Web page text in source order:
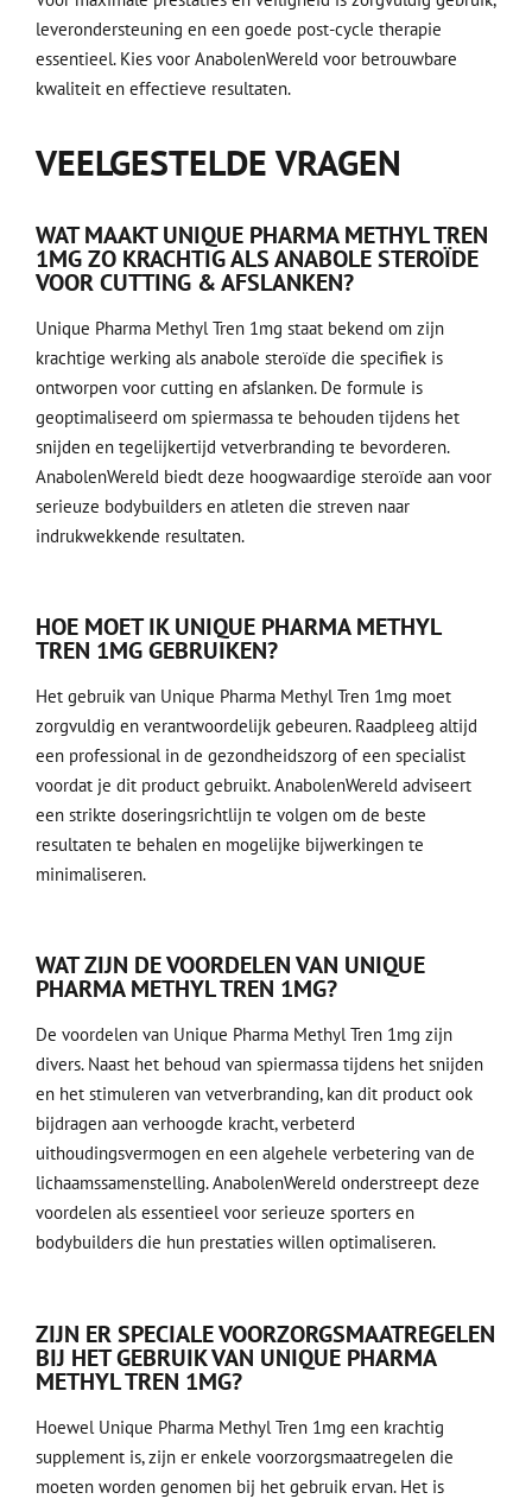
leverondersteuning en een goede post-cycle therapie
essentieel. Kies voor AnabolenWereld voor betrouwbare
kwaliteit en effectieve resultaten.
VEELGESTELDE VRAGEN
WAT MAAKT UNIQUE PHARMA METHYL TREN
1MG ZO KRACHTIG ALS ANABOLE STEROÏDE
VOOR CUTTING & AFSLANKEN?
Unique Pharma Methyl Tren 1mg staat bekend om zijn
krachtige werking als anabole steroïde die specifiek is
ontworpen voor cutting en afslanken. De formule is
geoptimaliseerd om spiermassa te behouden tijdens het
snijden en tegelijkertijd vetverbranding te bevorderen.
AnabolenWereld biedt deze hoogwaardige steroïde aan voor
serieuze bodybuilders en atleten die streven naar
indrukwekkende resultaten.
HOE MOET IK UNIQUE PHARMA METHYL
TREN 1MG GEBRUIKEN?
Het gebruik van Unique Pharma Methyl Tren 1mg moet
zorgvuldig en verantwoordelijk gebeuren. Raadpleeg altijd
een professional in de gezondheidszorg of een specialist
voordat je dit product gebruikt. AnabolenWereld adviseert
een strikte doseringsrichtlijn te volgen om de beste
resultaten te behalen en mogelijke bijwerkingen te
minimaliseren.
WAT ZIJN DE VOORDELEN VAN UNIQUE
PHARMA METHYL TREN 1MG?
De voordelen van Unique Pharma Methyl Tren 1mg zijn
divers. Naast het behoud van spiermassa tijdens het snijden
en het stimuleren van vetverbranding, kan dit product ook
bijdragen aan verhoogde kracht, verbeterd
uithoudingsvermogen en een algehele verbetering van de
lichaamssamenstelling. AnabolenWereld onderstreept deze
voordelen als essentieel voor serieuze sporters en
bodybuilders die hun prestaties willen optimaliseren.
ZIJN ER SPECIALE VOORZORGSMAATREGELEN
BIJ HET GEBRUIK VAN UNIQUE PHARMA
METHYL TREN 1MG?
Hoewel Unique Pharma Methyl Tren 1mg een krachtig
supplement is, zijn er enkele voorzorgsmaatregelen die
moeten worden genomen bij het gebruik ervan. Het is